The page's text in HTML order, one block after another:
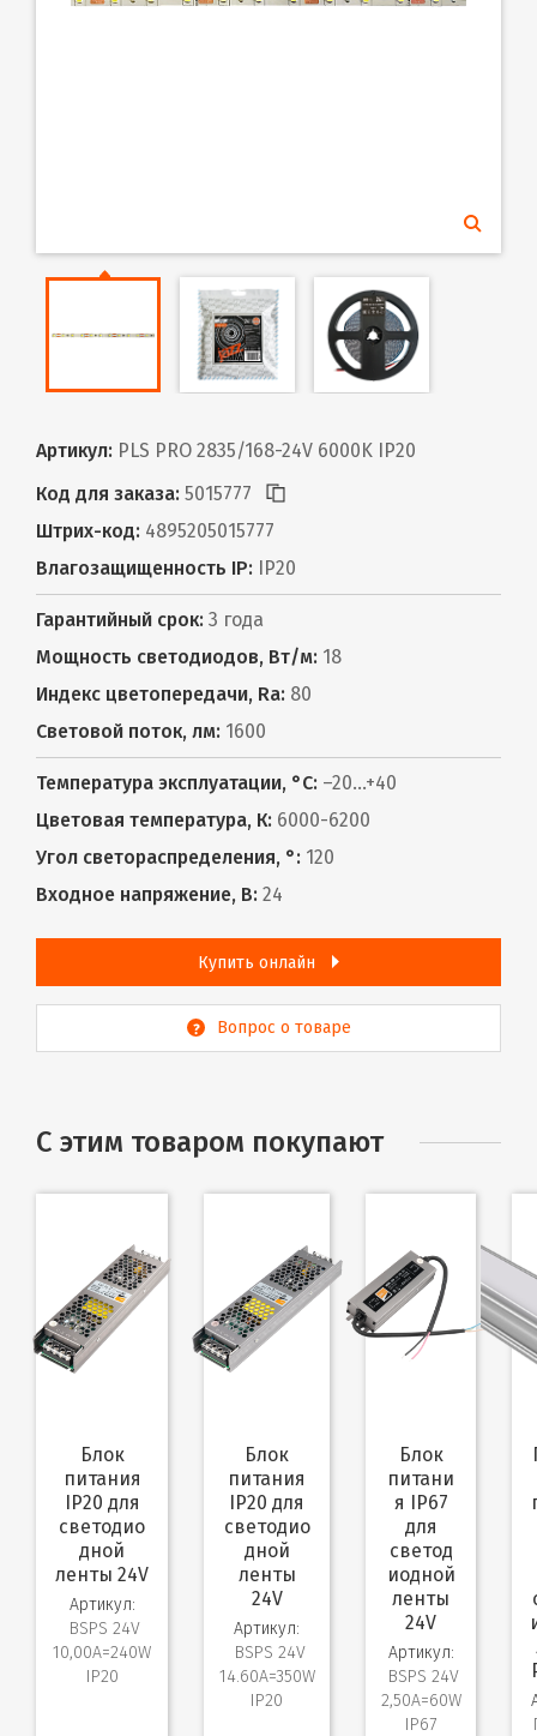
Артикул: PLS PRO 2835/168-24V 6000K IP20
Код для заказа: 5015777
Штрих-код: 4895205015777
Влагозащищенность IP: IP20
Гарантийный срок: 3 года
Мощность светодиодов, Вт/м: 18
Индекс цветопередачи, Ra: 80
Световой поток, лм: 1600
Температура эксплуатации, °С: –20...+40
Цветовая температура, К: 6000-6200
Угол светораспределения, °: 120
Входное напряжение, В: 24
Купить онлайн
Вопрос о товаре
С этим товаром покупают
Блок
питания
IP20 для
светодио
дной
ленты 24V
Артикул:
BSPS 24V
10,00A=240W
IP20
Блок
питания
IP20 для
светодио
дной
ленты
24V
Артикул:
BSPS 24V
14.60A=350W
IP20
Блок
питани
я IP67
для
светод
иодной
ленты
24V
Артикул:
BSPS 24V
2,50A=60W
IP67